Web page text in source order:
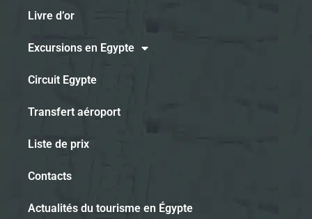
Livre d’or
Excursions en Egypte
Circuit Egypte
Transfert aéroport
Liste de prix
Contacts
Actualités du tourisme en Égypte